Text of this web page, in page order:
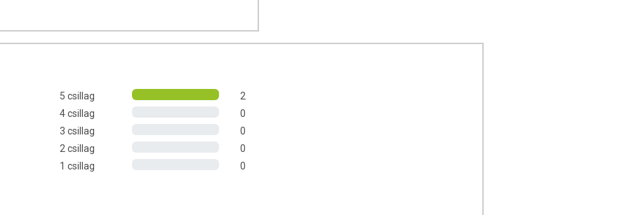
vízben 1 teafiltert áztassunk, 5-10 percig lefedve hagyjuk állni.
édesítés nélkül, vagy természetes édesítővel (például
(Betulae folium), mezei zsurlófű (Equiseti herba), csalánlevél
levendulavirág (Levandule flos)
ideje alatt, valamint 6 év alatti gyermekek számára a
5 csillag
2
4 csillag
0
3 csillag
0
2 csillag
0
1 csillag
0